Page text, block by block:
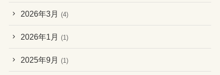
2026年3月 (4)
2026年1月 (1)
2025年9月 (1)